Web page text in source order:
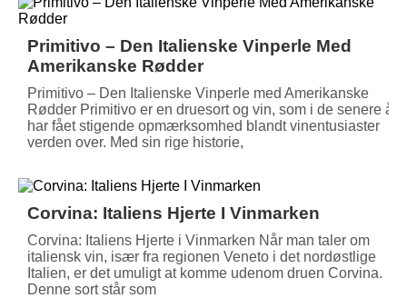
Primitivo – Den Italienske Vinperle Med
Amerikanske Rødder
Primitivo – Den Italienske Vinperle med Amerikanske
Rødder Primitivo er en druesort og vin, som i de senere år
har fået stigende opmærksomhed blandt vinentusiaster
verden over. Med sin rige historie,
Corvina: Italiens Hjerte I Vinmarken
Corvina: Italiens Hjerte i Vinmarken Når man taler om
italiensk vin, især fra regionen Veneto i det nordøstlige
Italien, er det umuligt at komme udenom druen Corvina.
Denne sort står som